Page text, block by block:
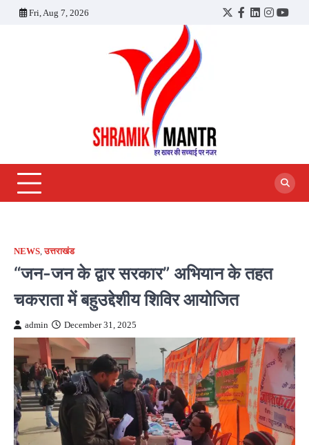
Fri, Aug 7, 2026
Twitter
Facebook
LinkedIn
NEWS,उत्तराखंड
“जन-जन के द्वार सरकार” अभियान के तहत
चकराता में बहुउद्देशीय शिविर आयोजित
admin December 31, 2025